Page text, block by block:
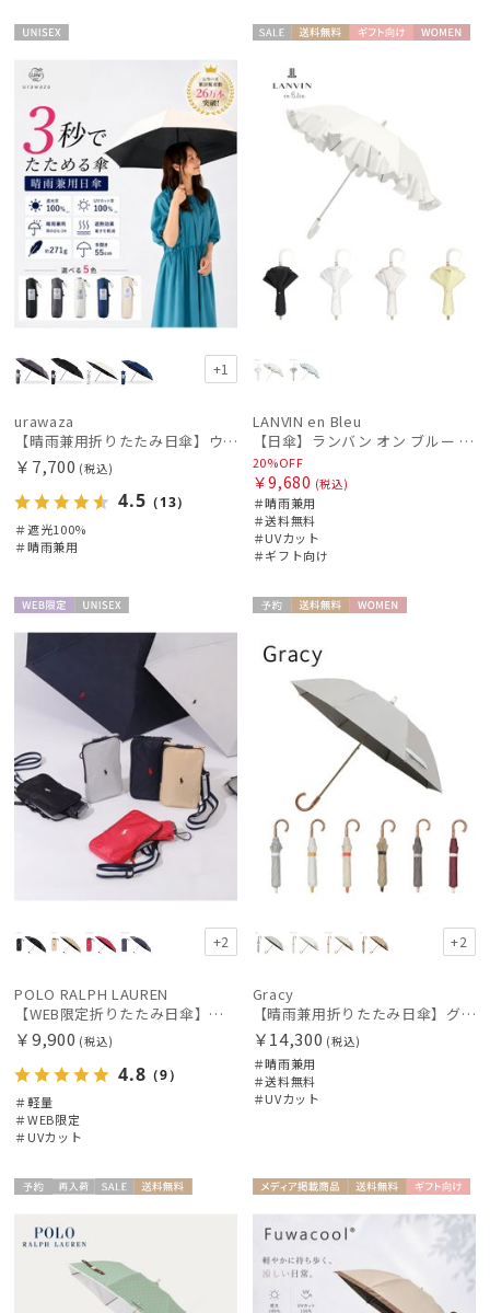
+1
urawaza
【晴雨兼用折りたたみ日傘】ウラワザ（urawaza） 無地 55㎝ 折りたたみ傘 晴雨兼用 100%遮光 UV100%
￥7,700 (税込)
4.5 （13）
＃遮光100%
＃晴雨兼用
料
LANVIN en Bleu
【日傘】ランバン オン ブルー (LANVIN en Bleu) ラッフルフリル ショート折りたたみ傘 楽折り
20%OFF
￥9,680 (税込)
＃晴雨兼用
＃送料無料
＃UVカット
＃ギフト向け
定
+2
POLO RALPH LAUREN
【WEB限定折りたたみ日傘】ポロ ラルフ ローレン(POLO RALPH LAUREN)ワンポイントポロ刺繍×サコッシュ 遮光100% UV100%
￥9,900 (税込)
4.8 （9）
＃軽量
＃WEB限定
＃UVカット
料
+2
Gracy
【晴雨兼用折りたたみ日傘】グレイシー (Gracy) Accent color 一級遮光99.99% 遮熱 簡単開閉 UV 晴雨兼用
￥14,300 (税込)
＃晴雨兼用
＃送料無料
＃UVカット
荷
ギフト
向け
N
載商品
料
向け
WOME